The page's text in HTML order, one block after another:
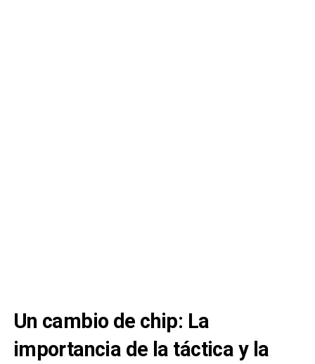
Un cambio de chip: La
importancia de la táctica y la